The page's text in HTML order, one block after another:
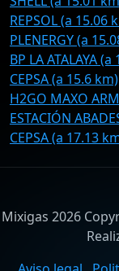
REPSOL (a 15.06
PLENERGY (a
BP LA ATALAYA
CEPSA (a 15.6 km)
H2GO MAXO
ESTACIÓN
CEPSA (a 17.13
Mixigas 2026